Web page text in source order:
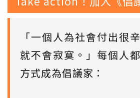
「一個人為社會付出很
就不會寂寞。」每個人
方式成為倡議家：